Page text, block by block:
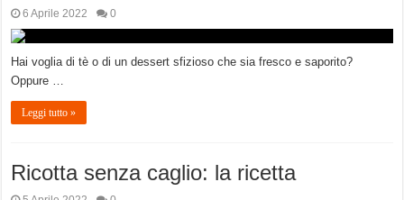
6 Aprile 2022 0
Hai voglia di tè o di un dessert sfizioso che sia fresco e saporito?
Oppure …
Leggi tutto »
Ricotta senza caglio: la ricetta